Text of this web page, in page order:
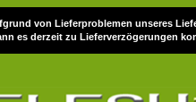
von Lieferproblemen unseres
es derzeit zu Lieferverzögerungen